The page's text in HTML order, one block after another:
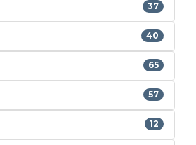
37
40
65
57
12